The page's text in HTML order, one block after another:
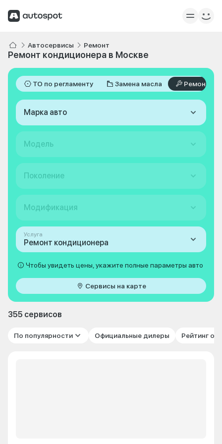
Автосервисы Ремонт
Ремонт кондиционера в Москве
ТО по регламенту Замена масла Ремонт
Марка авто
Модель
Поколение
Модификация
Услуга
Ремонт кондиционера
Чтобы увидеть цены, укажите полные параметры авто
Сервисы на карте
355 сервисов
По популярности Официальные дилеры Рейтинг